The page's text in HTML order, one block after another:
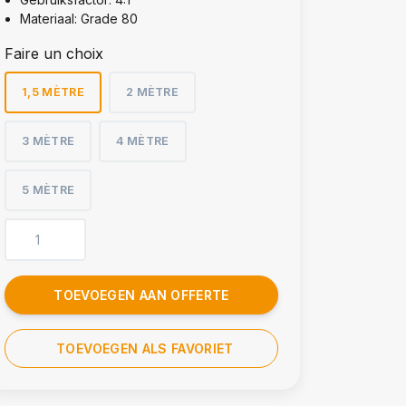
Materiaal: Grade 80
Faire un choix
1,5 MÈTRE 2 MÈTRE
3 MÈTRE 4 MÈTRE
5 MÈTRE
TOEVOEGEN AAN OFFERTE
TOEVOEGEN ALS FAVORIET